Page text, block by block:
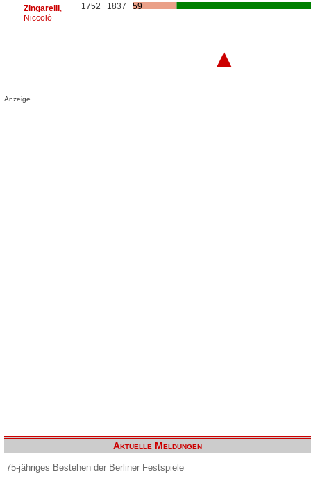
Zingarelli,
Niccolò
1752 1837 59
▲
Anzeige
Aktuelle Meldungen
75-jähriges Bestehen der Berliner Festspiele